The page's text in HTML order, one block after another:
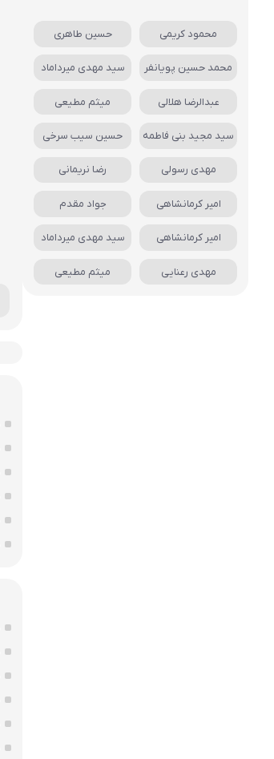
محمود کریمی حسین طاهری
محمد حسین پویانفر سید مهدی میرداماد
عبدالرضا هلالی میثم مطیعی
سید مجید بنی فاطمه حسین سیب سرخی
مهدی رسولی رضا نریمانی
امیر کرمانشاهی جواد مقدم
امیر کرمانشاهی سید مهدی میرداماد
مهدی رعنایی میثم مطیعی